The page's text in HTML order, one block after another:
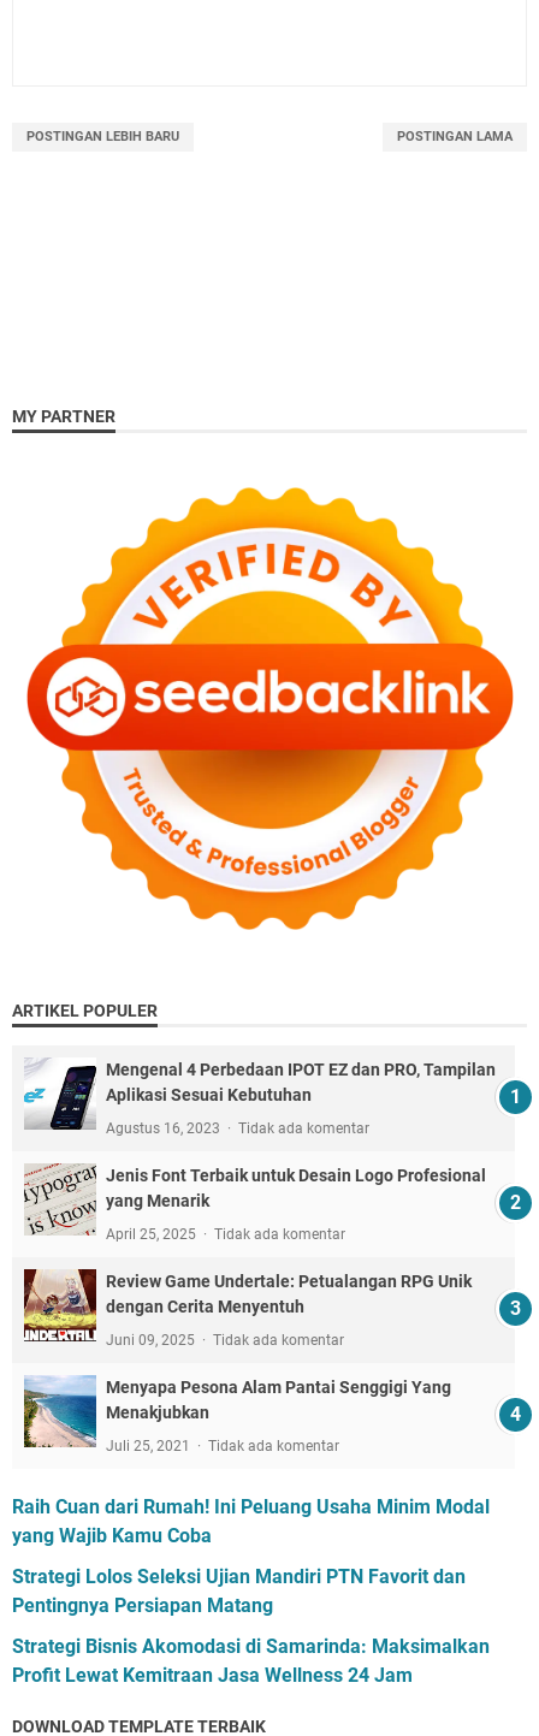
POSTINGAN LEBIH BARU POSTINGAN LAMA
MY PARTNER
ARTIKEL POPULER
Mengenal 4 Perbedaan IPOT EZ dan PRO, Tampilan
Aplikasi Sesuai Kebutuhan
Agustus 16, 2023 Tidak ada komentar
Jenis Font Terbaik untuk Desain Logo Profesional
yang Menarik
April 25, 2025 Tidak ada komentar
Review Game Undertale: Petualangan RPG Unik
dengan Cerita Menyentuh
Juni 09, 2025 Tidak ada komentar
Menyapa Pesona Alam Pantai Senggigi Yang
Menakjubkan
Juli 25, 2021 Tidak ada komentar
Raih Cuan dari Rumah! Ini Peluang Usaha Minim Modal
yang Wajib Kamu Coba
Strategi Lolos Seleksi Ujian Mandiri PTN Favorit dan
Pentingnya Persiapan Matang
Strategi Bisnis Akomodasi di Samarinda: Maksimalkan
Profit Lewat Kemitraan Jasa Wellness 24 Jam
DOWNLOAD TEMPLATE TERBAIK